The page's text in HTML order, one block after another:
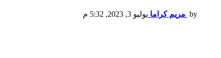
by مريم كراما يوليو 3, 2023, 5:32 م